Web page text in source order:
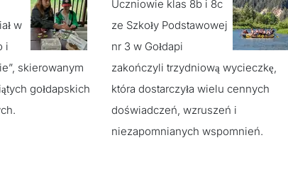
w
i
skierowanym
gołdapskich
Uczniowie klas 8b i 8c
ze Szkoły Podstawowej
nr 3 w Gołdapi
zakończyli trzydniową wycieczkę,
która dostarczyła wielu cennych
doświadczeń, wzruszeń i
niezapomnianych wspomnień.